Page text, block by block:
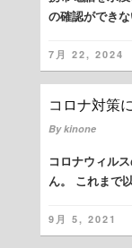
の確認ができ
7月 22, 2024
コロナ対策
Bykinone
コロナウィル
ん。 これまで
9月 5, 2021